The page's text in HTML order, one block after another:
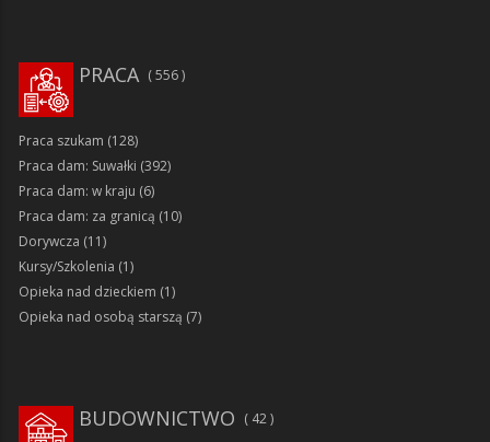
PRACA 556
Praca szukam (128)
Praca dam: Suwałki (392)
Praca dam: w kraju (6)
Praca dam: za granicą (10)
Dorywcza (11)
Kursy/Szkolenia (1)
Opieka nad dzieckiem (1)
Opieka nad osobą starszą (7)
BUDOWNICTWO 42